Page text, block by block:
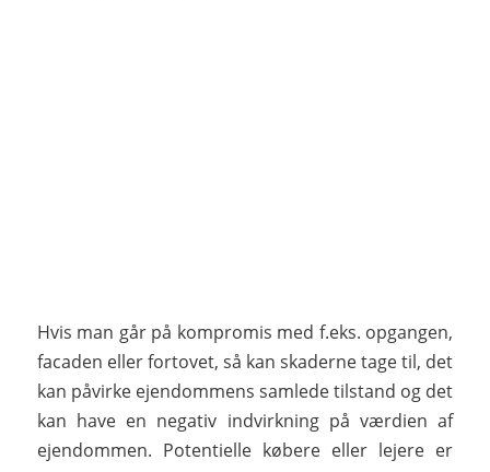
Hvis man går på kompromis med f.eks. opgangen,
facaden eller fortovet, så kan skaderne tage til, det
kan påvirke ejendommens samlede tilstand og det
kan have en negativ indvirkning på værdien af
ejendommen. Potentielle købere eller lejere er